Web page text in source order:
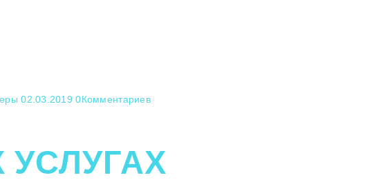
02.03.2019 0Комментариев